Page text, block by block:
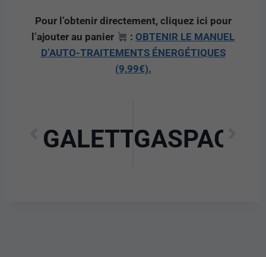
Pour l’obtenir directement, cliquez ici pour
l’ajouter au panier
: OBTENIR LE MANUEL
D’AUTO-TRAITEMENTS ÉNERGÉTIQUES
(9,99€).
GALETTE DE RIZ